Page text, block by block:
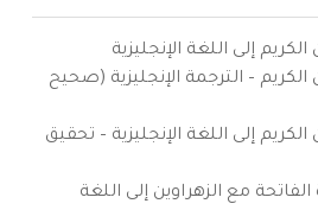
إلى اللغة الإنجليزية
الكريم – الترجمة الإنجليزية (صحيح
إلى اللغة الإنجليزية – تحقيق
مع الزهراوين إلى اللغة